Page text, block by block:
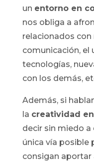
un entorno en
nos obliga a
relacionados
comunicación, el
tecnologías,
con los demás,
Además, si
la creatividad
decir sin miedo a
única vía posible
consigan